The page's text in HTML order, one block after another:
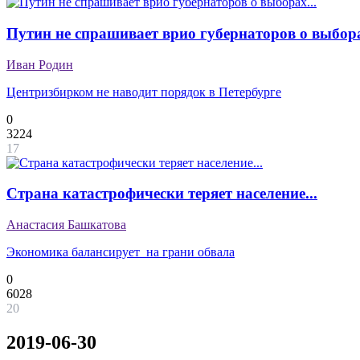
Путин не спрашивает врио губернаторов о
Иван Родин
Центризбирком не наводит порядок в Петербурге
0
3224
17
Страна катастрофически теряет население...
Анастасия Башкатова
Экономика балансирует на грани обвала
0
6028
20
2019-06-30